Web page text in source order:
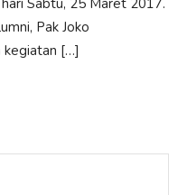
Pak Joko
kegiatan […]